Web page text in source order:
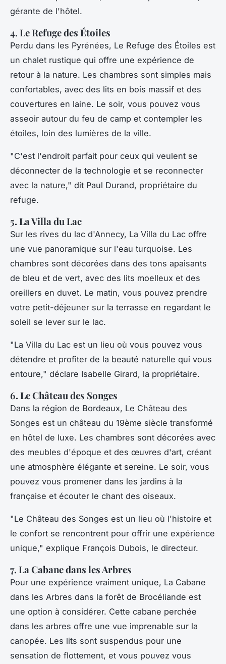
gérante de l'hôtel.
4. Le Refuge des Étoiles
Perdu dans les Pyrénées, Le Refuge des Étoiles est
un chalet rustique qui offre une expérience de
retour à la nature. Les chambres sont simples mais
confortables, avec des lits en bois massif et des
couvertures en laine. Le soir, vous pouvez vous
asseoir autour du feu de camp et contempler les
étoiles, loin des lumières de la ville.
"C'est l'endroit parfait pour ceux qui veulent se
déconnecter de la technologie et se reconnecter
avec la nature," dit Paul Durand, propriétaire du
refuge.
5. La Villa du Lac
Sur les rives du lac d'Annecy, La Villa du Lac offre
une vue panoramique sur l'eau turquoise. Les
chambres sont décorées dans des tons apaisants
de bleu et de vert, avec des lits moelleux et des
oreillers en duvet. Le matin, vous pouvez prendre
votre petit-déjeuner sur la terrasse en regardant le
soleil se lever sur le lac.
"La Villa du Lac est un lieu où vous pouvez vous
détendre et profiter de la beauté naturelle qui vous
entoure," déclare Isabelle Girard, la propriétaire.
6. Le Château des Songes
Dans la région de Bordeaux, Le Château des
Songes est un château du 19ème siècle transformé
en hôtel de luxe. Les chambres sont décorées avec
des meubles d'époque et des œuvres d'art, créant
une atmosphère élégante et sereine. Le soir, vous
pouvez vous promener dans les jardins à la
française et écouter le chant des oiseaux.
"Le Château des Songes est un lieu où l'histoire et
le confort se rencontrent pour offrir une expérience
unique," explique François Dubois, le directeur.
7. La Cabane dans les Arbres
Pour une expérience vraiment unique, La Cabane
dans les Arbres dans la forêt de Brocéliande est
une option à considérer. Cette cabane perchée
dans les arbres offre une vue imprenable sur la
canopée. Les lits sont suspendus pour une
sensation de flottement, et vous pouvez vous